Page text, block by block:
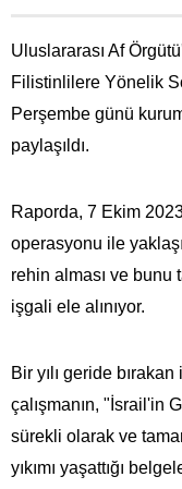
Uluslararası Af
Filistinlilere Yönelik
Perşembe günü
paylaşıldı.
Raporda, 7 Ekim
operasyonu ile
rehin alması ve
işgali ele alınıyor.
Bir yılı geride
çalışmanın, "İsrail'in
sürekli olarak ve
yıkımı yaşattığı